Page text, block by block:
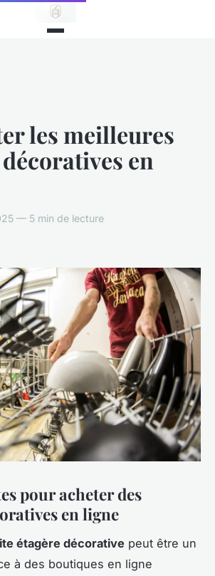
les meilleures
en
— 5 min de lecture
pour acheter des
en ligne
étagère décorative peut être un
à des boutiques en ligne